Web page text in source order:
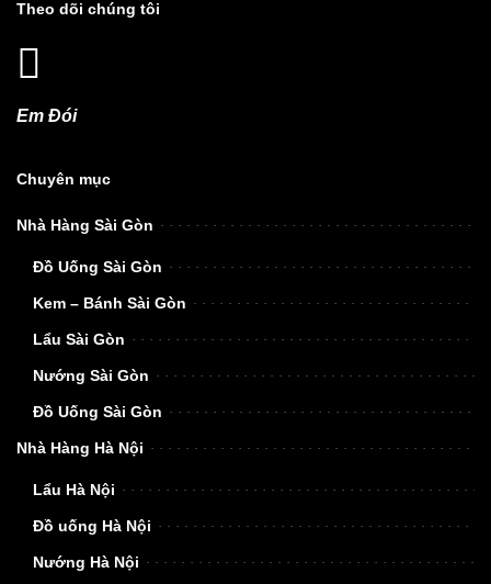
Theo dõi chúng tôi
Em Đói
Chuyên mục
Nhà Hàng Sài Gòn
Đồ Uống Sài Gòn
Kem – Bánh Sài Gòn
Lẩu Sài Gòn
Nướng Sài Gòn
Đồ Uống Sài Gòn
Nhà Hàng Hà Nội
Lẩu Hà Nội
Đồ uống Hà Nội
Nướng Hà Nội